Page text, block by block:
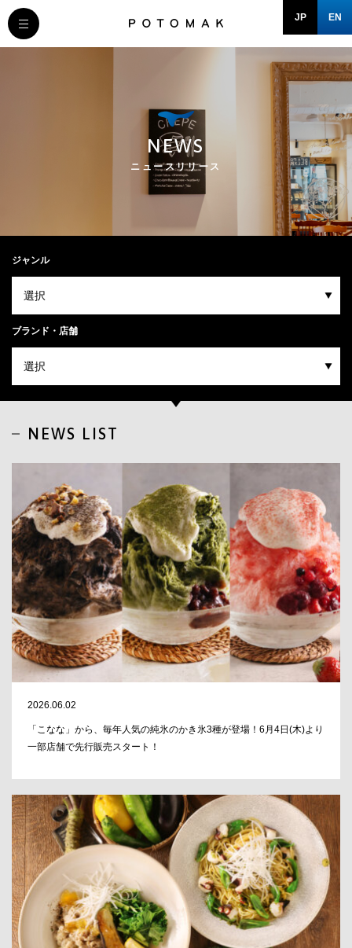
JP EN
MESSAGE
BRAND/SHOP
DOMAIN
NEWS
ニュースリリース
ジャンル
ブランド・店舗
NEWS LIST
2026.06.02
「こなな」から、毎年人気の純氷のかき氷3種が登場！6月4日(木)より
一部店舗で先行販売スタート！